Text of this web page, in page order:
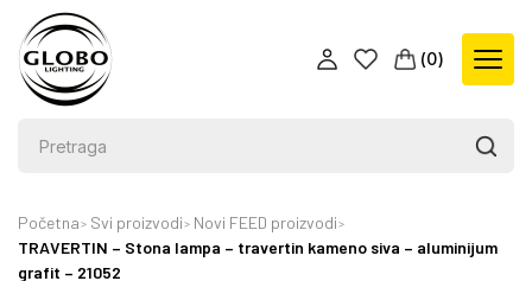
(0)
Početna Svi proizvodi
Novi FEED proizvodi
TRAVERTIN – Stona lampa – travertin kameno siva – aluminijum
grafit – 21052